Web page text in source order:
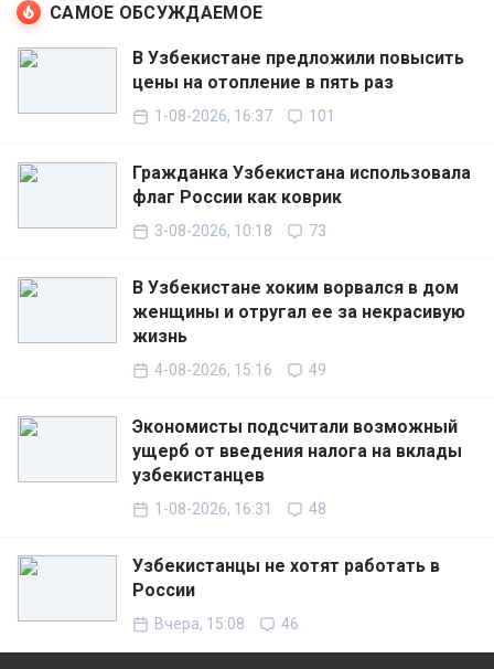
САМОЕ ОБСУЖДАЕМОЕ
В Узбекистане предложили повысить
цены на отопление в пять раз
1-08-2026, 16:37 101
Гражданка Узбекистана использовала
флаг России как коврик
3-08-2026, 10:18 73
В Узбекистане хоким ворвался в дом
женщины и отругал ее за некрасивую
жизнь
4-08-2026, 15:16 49
Экономисты подсчитали возможный
ущерб от введения налога на вклады
узбекистанцев
1-08-2026, 16:31 48
Узбекистанцы не хотят работать в
России
Вчера, 15:08 46